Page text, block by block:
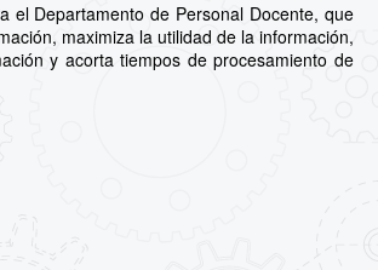
el Departamento de Personal Docente, que
maximiza la utilidad de la información,
y acorta tiempos de procesamiento de